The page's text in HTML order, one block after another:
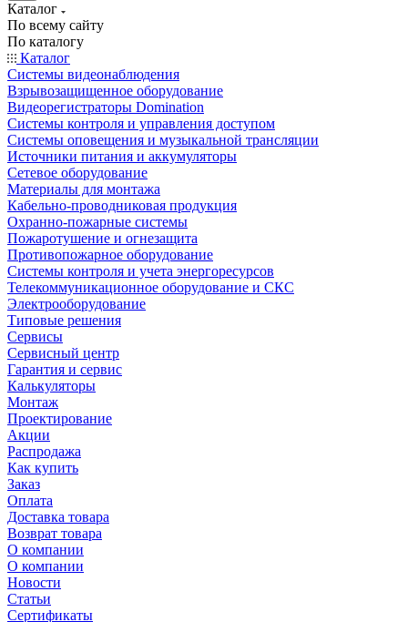
Каталог
По всему сайту
По каталогу
Каталог
Системы видеонаблюдения
Взрывозащищенное оборудование
Видеорегистраторы Domination
Системы контроля и управления доступом
Системы оповещения и музыкальной трансляции
Источники питания и аккумуляторы
Сетевое оборудование
Материалы для монтажа
Кабельно-проводниковая продукция
Охранно-пожарные системы
Пожаротушение и огнезащита
Противопожарное оборудование
Системы контроля и учета энергоресурсов
Телекоммуникационное оборудование и СКС
Электрооборудование
Типовые решения
Сервисы
Сервисный центр
Гарантия и сервис
Калькуляторы
Монтаж
Проектирование
Акции
Распродажа
Как купить
Заказ
Оплата
Доставка товара
Возврат товара
О компании
О компании
Новости
Статьи
Сертификаты